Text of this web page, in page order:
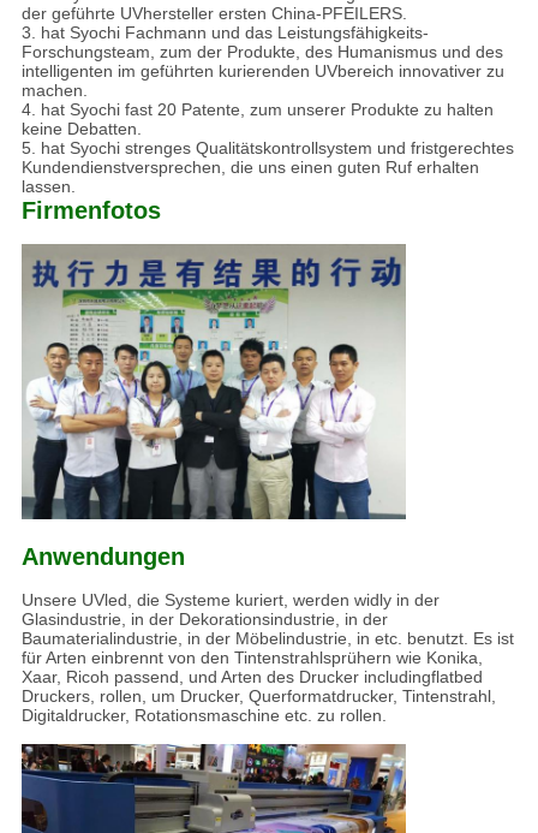
der geführte UVhersteller ersten China-PFEILERS.
3. hat Syochi Fachmann und das Leistungsfähigkeits-
Forschungsteam, zum der Produkte, des Humanismus und des
intelligenten im geführten kurierenden UVbereich innovativer zu
machen.
4. hat Syochi fast 20 Patente, zum unserer Produkte zu halten
keine Debatten.
5. hat Syochi strenges Qualitätskontrollsystem und fristgerechtes
Kundendienstversprechen, die uns einen guten Ruf erhalten
lassen.
Firmenfotos
Anwendungen
Unsere UVled, die Systeme kuriert, werden widly in der
Glasindustrie, in der Dekorationsindustrie, in der
Baumaterialindustrie, in der Möbelindustrie, in etc. benutzt. Es ist
für Arten einbrennt von den Tintenstrahlsprühern wie Konika,
Xaar, Ricoh passend, und Arten des Drucker includingflatbed
Druckers, rollen, um Drucker, Querformatdrucker, Tintenstrahl,
Digitaldrucker, Rotationsmaschine etc. zu rollen.